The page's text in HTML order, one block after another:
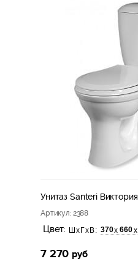
Унитаз Santeri Виктория
Артикул: 2388
Цвет: ШхГхВ: 370х 660х
7 270 руб